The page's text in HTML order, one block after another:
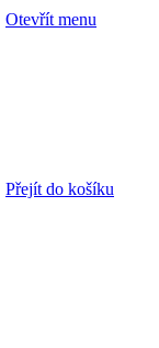
Otevřít menu
Přejít do košíku